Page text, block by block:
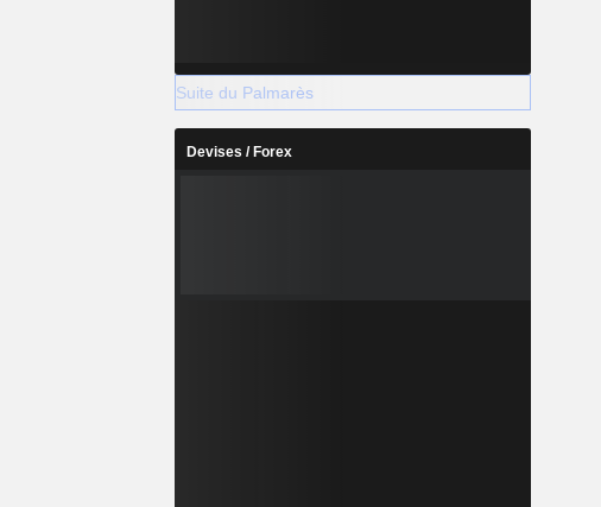
Suite du Palmarès
Devises / Forex